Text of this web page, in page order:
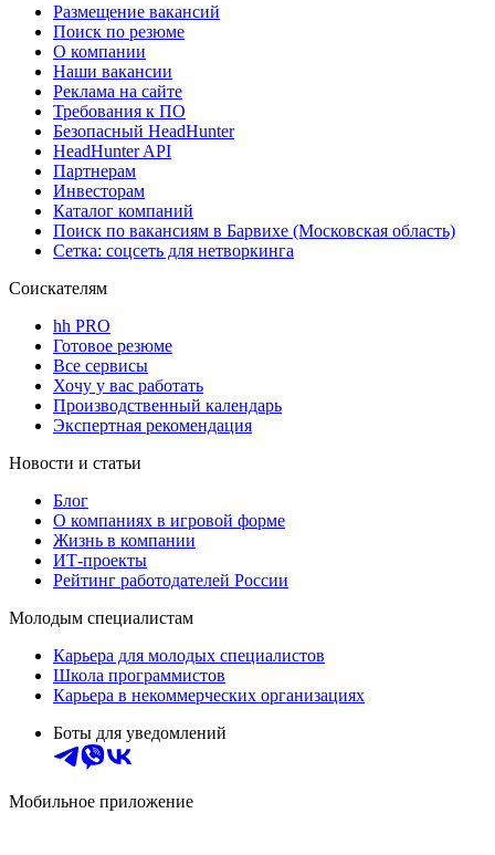
Размещение вакансий
Поиск по резюме
О компании
Наши вакансии
Реклама на сайте
Требования к ПО
Безопасный HeadHunter
HeadHunter API
Партнерам
Инвесторам
Каталог компаний
Поиск по вакансиям в Барвихе (Московская область)
Сетка: соцсеть для нетворкинга
Соискателям
hh PRO
Готовое резюме
Все сервисы
Хочу у вас работать
Производственный календарь
Экспертная рекомендация
Новости и статьи
Блог
О компаниях в игровой форме
Жизнь в компании
ИТ-проекты
Рейтинг работодателей России
Молодым специалистам
Карьера для молодых специалистов
Школа программистов
Карьера в некоммерческих организациях
Боты для уведомлений
Мобильное приложение